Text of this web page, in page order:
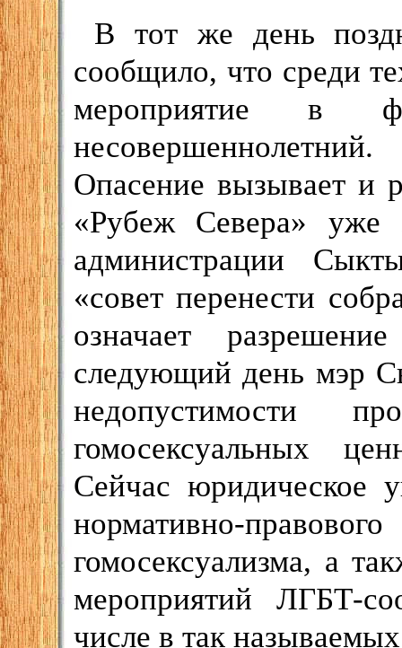
В тот же день
сообщило, что среди
мероприятие в
Опасение вызывает и
«Рубеж Севера» уже
администрации
«совет перенести
означает
следующий день мэр
недопустимости
гомосексуальных
Сейчас юридическое
нормативно-
гомосексуализма, а
мероприятий ЛГБТ-
числе в так